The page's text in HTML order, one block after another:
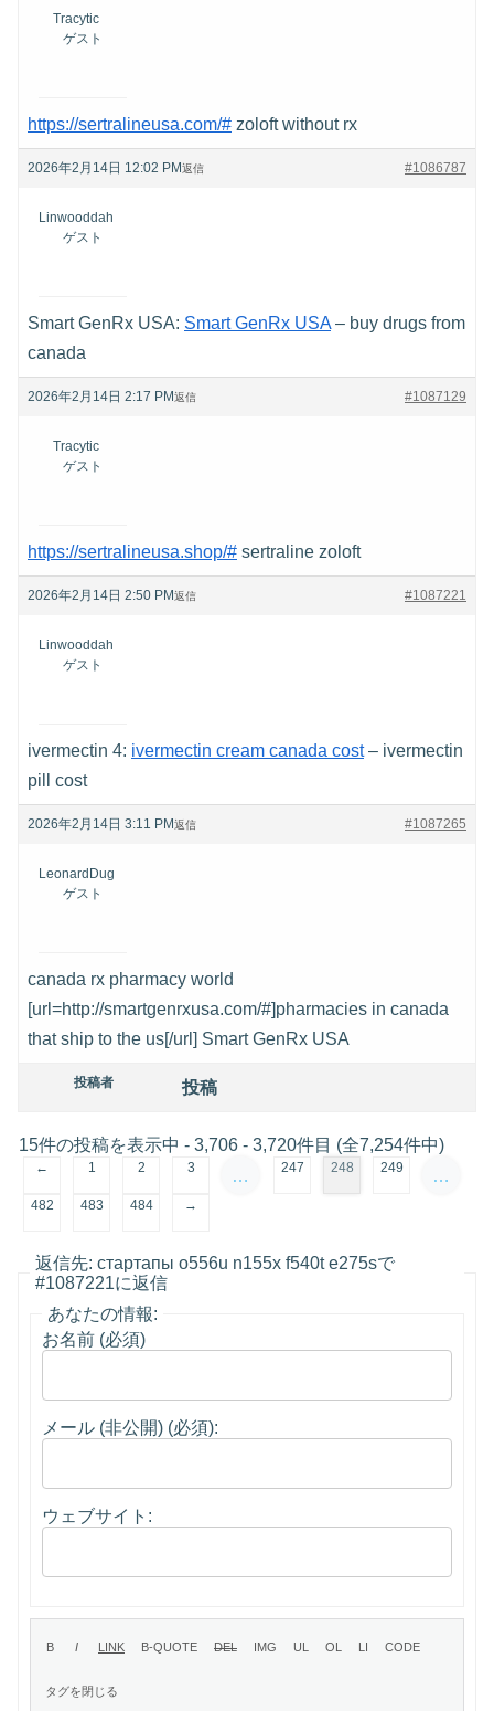
Tracytic
ゲスト
https://sertralineusa.com/# zoloft without rx
2026年2月14日 12:02 PM #1086787
返信
Linwooddah
ゲスト
Smart GenRx USA: Smart GenRx USA – buy drugs from
canada
2026年2月14日 2:17 PM #1087129
返信
Tracytic
ゲスト
https://sertralineusa.shop/# sertraline zoloft
2026年2月14日 2:50 PM #1087221
返信
Linwooddah
ゲスト
ivermectin 4: ivermectin cream canada cost– ivermectin
pill cost
2026年2月14日 3:11 PM #1087265
返信
LeonardDug
ゲスト
canada rx pharmacy world
[url=http://smartgenrxusa.com/#]pharmacies in canada
that ship to the us[/url] Smart GenRx USA
投稿者 投稿
15件の投稿を表示中 - 3,706 - 3,720件目 (全7,254件中)
← 1 2 3 … 247 248 249 …
482 483 484 →
返信先: стартапы o556u n155x f540t e275sで
#1087221に返信
あなたの情報:
お名前 (必須)
メール (非公開) (必須):
ウェブサイト: